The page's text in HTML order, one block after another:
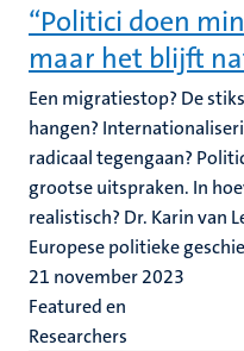
“Politici doen
maar het blijft
Een migratiestop? De
hangen?
radicaal tegengaan?
grootse uitspraken. In
realistisch? Dr. Karin van
Europese politieke
21 november 2023
Featured en
Researchers